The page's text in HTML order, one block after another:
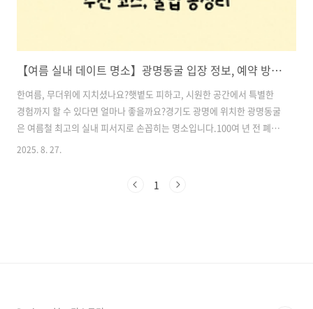
【여름 실내 데이트 명소】광명동굴 입장 정보, 예약 방법, 추천 코스, 꿀팁 총정리, 무더위 피하기 딱 좋은 예술과 자연이 공존하는 힐링 명소
한여름, 무더위에 지치셨나요?햇볕도 피하고, 시원한 공간에서 특별한
경험까지 할 수 있다면 얼마나 좋을까요?경기도 광명에 위치한 광명동굴
은 여름철 최고의 실내 피서지로 손꼽히는 명소입니다.100여 년 전 폐광
된 탄광이 예술과 빛의 공간으로 재탄생하여, 더운 여름에도 긴팔 겉옷
SNS에서 입소문 난 조형물과 빛의 예술 전시는 연인과의 특별한 데이트,
2025. 8. 27.
1